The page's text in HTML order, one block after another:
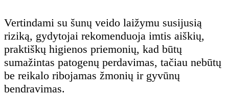
Vertindami su šunų veido laižymu susijusią
riziką, gydytojai rekomenduoja imtis aiškių,
praktiškų higienos priemonių, kad būtų
sumažintas patogenų perdavimas, tačiau nebūtų
be reikalo ribojamas žmonių ir gyvūnų
bendravimas.